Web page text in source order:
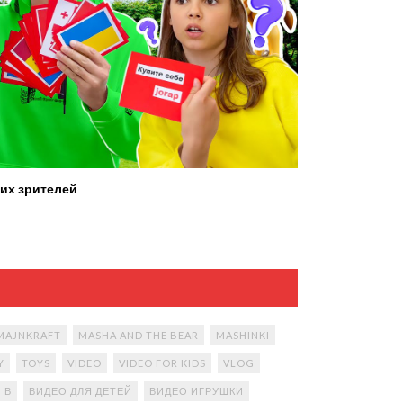
зрителей
MASHA AND THE BEAR MASHINKI
TOYS VIDEO VIDEO FOR KIDS VLOG
В ВИДЕО ДЛЯ ДЕТЕЙ ВИДЕО ИГРУШКИ